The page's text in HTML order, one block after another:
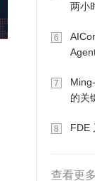
两小
6
7
的关
8 FDE
查看更